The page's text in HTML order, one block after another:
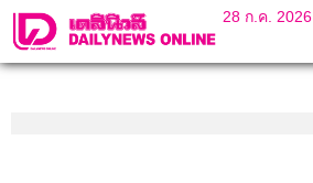
28 ก.ค. 2026